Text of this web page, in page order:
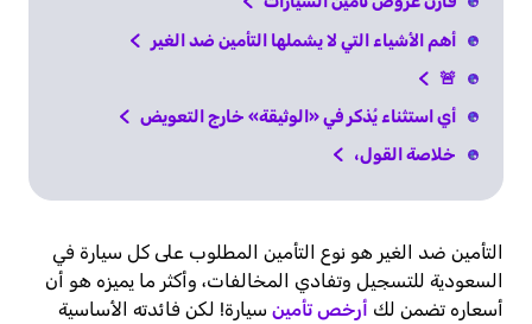
أهم الأشياء التي لا يشملها التأمين ضد الغير
🚨
أي استثناء يُذكر في «الوثيقة» خارج التعويض
خلاصة القول،
التأمين ضد الغير هو نوع التأمين المطلوب على كل سيارة في
السعودية للتسجيل وتفادي المخالفات، وأكثر ما يميزه هو أن
أسعاره تضمن لك أرخص تأمين سيارة! لكن فائدته الأساسية